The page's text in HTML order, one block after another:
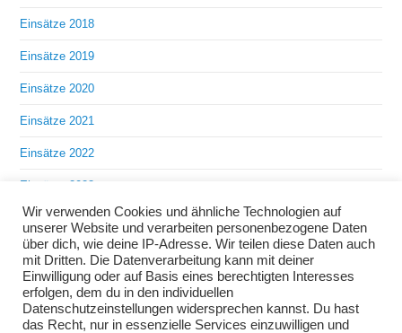
Einsätze 2018
Einsätze 2019
Einsätze 2020
Einsätze 2021
Einsätze 2022
Einsätze 2023
Einsätze 2024
Einsätze 2025
Übungen 2018
Übungen 2019
Wir verwenden Cookies und ähnliche Technologien auf
unserer Website und verarbeiten personenbezogene Daten
über dich, wie deine IP-Adresse. Wir teilen diese Daten auch
mit Dritten. Die Datenverarbeitung kann mit deiner
Einwilligung oder auf Basis eines berechtigten Interesses
erfolgen, dem du in den individuellen
Datenschutzeinstellungen widersprechen kannst. Du hast
das Recht, nur in essenzielle Services einzuwilligen und